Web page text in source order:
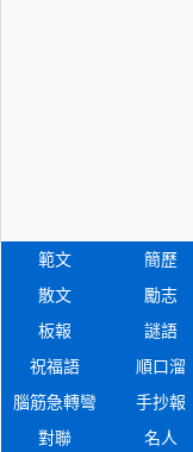
範文 簡歷
散文
勵志
板報
謎語
祝福語
順口溜
腦筋急轉彎
手抄報
對聯
名人